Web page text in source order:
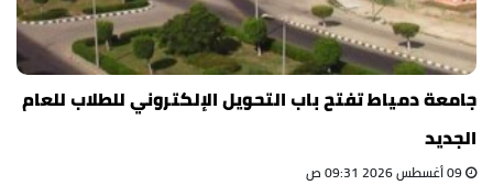
جامعة دمياط تفتح باب التحويل الإلكتروني للطلاب للعام
الجديد